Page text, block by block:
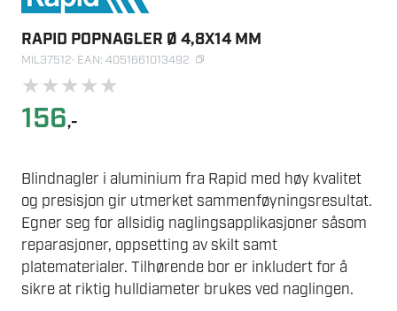
RAPID POPNAGLER Ø 4,8X14 MM
MIL37512· EAN: 4051661013492
★★★★★
156,-
Blindnagler i aluminium fra Rapid med høy kvalitet
og presisjon gir utmerket sammenføyningsresultat.
Egner seg for allsidig naglingsapplikasjoner såsom
reparasjoner, oppsetting av skilt samt
platematerialer. Tilhørende bor er inkludert for å
sikre at riktig hulldiameter brukes ved naglingen.